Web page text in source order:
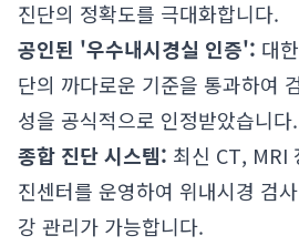
진단의 정확도를 극대화합니다.
공인된 '우수내시경실 인증': 대
단의 까다로운 기준을 통과하여
성을 공식적으로 인정받았습니다.
종합 진단 시스템: 최신 CT, MRI
진센터를 운영하여 위내시경 검
강 관리가 가능합니다.